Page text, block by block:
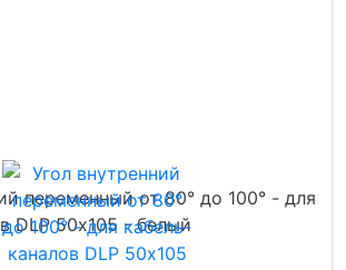
переменный от 80° до 100° - для
DLP 50х105 - белый